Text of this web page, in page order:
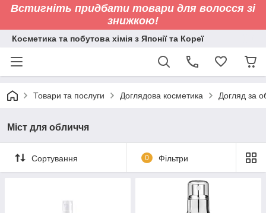
Встигніть придбати товари для волосся зі
знижкою!
Косметика та побутова хімія з Японії та Кореї
Товари та послуги Доглядова косметика Догляд за
Міст для обличчя
Сортування 0 Фільтри